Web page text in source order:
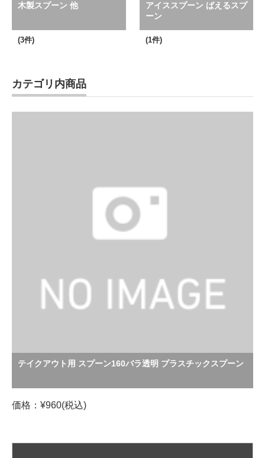
木製スプーン 他
(3件)
アイススプーン ばえるスプ
ーン
(1件)
カテゴリ内商品
テイクアウト用 スプーン160バラ透明 プラスチックスプーン
価格：¥960(税込)